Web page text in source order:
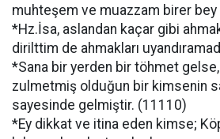
muhteşem ve muazzam birer bey
*Hz.İsa, aslandan kaçar gibi
dirilttim de ahmakları
*Sana bir yerden bir töhmet
zulmetmiş olduğun bir kimsenin
sayesinde gelmiştir. (11110)
*Ey dikkat ve itina eden kimse;